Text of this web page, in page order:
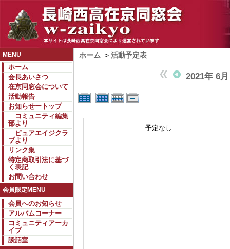
MENU
ホーム
会長あいさつ
在京同窓会について
活動報告
お知らせートップ
コミュニティ編集
部より
ピュアエイジクラ
ブより
リンク集
特定商取引法に基づ
く表記
お問い合わせ
会員限定MENU
会員へのお知らせ
アルバムコーナー
コミュニティアーカ
イブ
談話室
ホーム > 活動予定表
2021年 6
予定なし